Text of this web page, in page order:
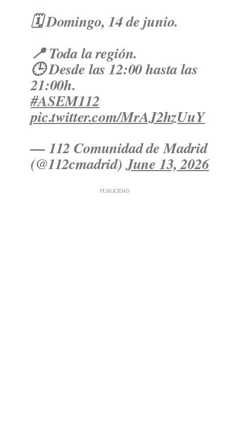
🗓️ Domingo, 14 de junio.
📍 Toda la región.
🕒 Desde las 12:00 hasta las
21:00h.
#ASEM112
pic.twitter.com/MrAJ2hzUuY
— 112 Comunidad de Madrid
(@112cmadrid)June 13, 2026